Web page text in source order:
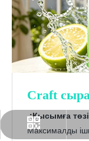
Craft
Қысымға
Максималды